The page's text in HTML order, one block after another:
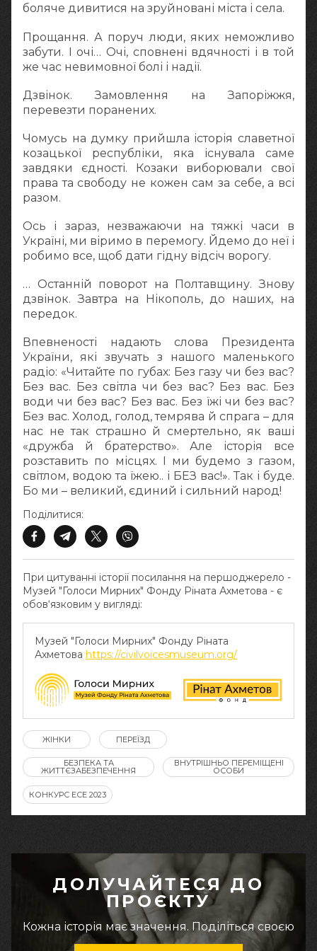
боляче дивитися на зруйновані міста і села.
Прощання. А поруч люди, яких неможливо
забути. І очі… Очі, сповнені вдячності і в той
же час невимовної болі і надії.
Дзвінок. Замовлення на Запоріжжя,
перевезти поранених.
Чомусь на думку прийшла історія славетної
козацької республіки, яка існувала саме
завдяки єдності. Козаки виборювали свої
права та свободу не кожен сам за себе, а всі
разом.
Ось і зараз, незважаючи на тяжкі часи в
Україні, ми віримо в перемогу. Йдемо до неї і
робимо все, щоб дати гідну відсіч ворогу.
… Останній поворот на Полтавщину. Знову
дзвінок. Завтра на Нікополь, до наших, на
передок.
Впевненості надають слова Президента
України, які звучать з нашого маленького
радіо: «Читайте по губах: Без газу чи без вас?
Без вас. Без світла чи без вас? Без вас. Без
води чи без вас? Без вас. Без їжі чи без вас?
Без вас. Холод, голод, темрява й спрага – для
нас не так страшно й смертельно, як ваші
«дружба й братерство». Але історія все
розставить по місцях. І ми будемо з газом,
світлом, водою та їжею.. і БЕЗ вас!». Так і буде.
Бо ми – великий, єдиний і сильний народ!
При цитуванні історії посилання на першоджерело -
Музей "Голоси Мирних" Фонду Ріната Ахметова - є
обов‘язковим у вигляді:
Музей "Голоси Мирних" Фонду Ріната
Ахметова https://civilvoicesmuseum.org/
Поділитися:
ЖІНКИ ПЕРЕЇЗД
БЕЗПЕКА ТА
ЖИТТЄЗАБЕЗПЕЧЕННЯ
ВНУТРІШНЬО ПЕРЕМІЩЕНІ
ОСОБИ
КОНКУРС ЕСЕ 2023
ДОЛУЧАЙТЕСЯ ДО
ПРОЄКТУ
Кожна історія має значення. Поділіться своєю